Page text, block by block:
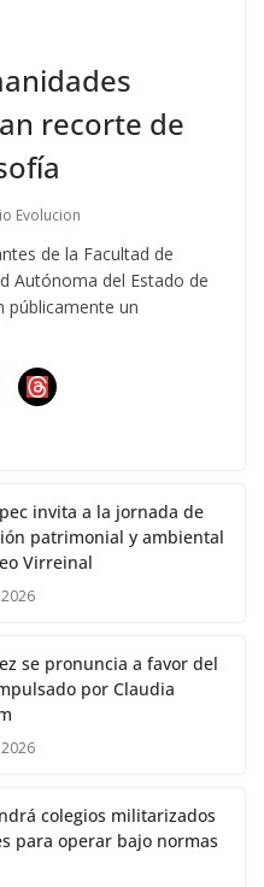
recorte de
Evolucion
de la Facultad de
Autónoma del Estado de
públicamente un
invita a la jornada de
patrimonial y ambiental
Virreinal
se pronuncia a favor del
por Claudia
colegios militarizados
para operar bajo normas